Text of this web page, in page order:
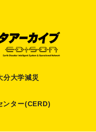
分大学減災
ンター(CERD)